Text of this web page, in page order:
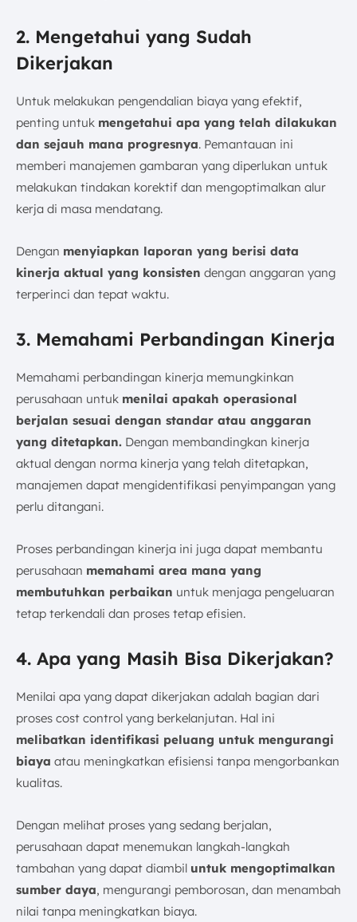
2. Mengetahui yang Sudah
Dikerjakan
Untuk melakukan pengendalian biaya yang efektif,
penting untuk mengetahui apa yang telah dilakukan
dan sejauh mana progresnya. Pemantauan ini
memberi manajemen gambaran yang diperlukan untuk
melakukan tindakan korektif dan mengoptimalkan alur
kerja di masa mendatang.
Dengan menyiapkan laporan yang berisi data
kinerja aktual yang konsisten dengan anggaran yang
terperinci dan tepat waktu.
3. Memahami Perbandingan Kinerja
Memahami perbandingan kinerja memungkinkan
perusahaan untuk menilai apakah operasional
berjalan sesuai dengan standar atau anggaran
yang ditetapkan. Dengan membandingkan kinerja
aktual dengan norma kinerja yang telah ditetapkan,
manajemen dapat mengidentifikasi penyimpangan yang
perlu ditangani.
Proses perbandingan kinerja ini juga dapat membantu
perusahaan memahami area mana yang
membutuhkan perbaikan untuk menjaga pengeluaran
tetap terkendali dan proses tetap efisien.
4. Apa yang Masih Bisa Dikerjakan?
Menilai apa yang dapat dikerjakan adalah bagian dari
proses cost control yang berkelanjutan. Hal ini
melibatkan identifikasi peluang untuk mengurangi
biaya atau meningkatkan efisiensi tanpa mengorbankan
kualitas.
Dengan melihat proses yang sedang berjalan,
perusahaan dapat menemukan langkah-langkah
tambahan yang dapat diambil untuk mengoptimalkan
sumber daya, mengurangi pemborosan, dan menambah
nilai tanpa meningkatkan biaya.